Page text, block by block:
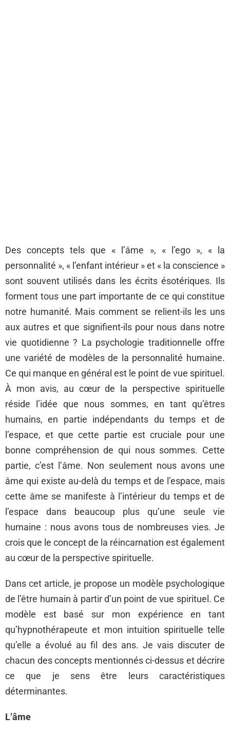
Des concepts tels que « l’âme », « l’ego », « la
personnalité », « l’enfant intérieur » et « la conscience »
sont souvent utilisés dans les écrits ésotériques. Ils
forment tous une part importante de ce qui constitue
notre humanité. Mais comment se relient-ils les uns
aux autres et que signifient-ils pour nous dans notre
vie quotidienne ? La psychologie traditionnelle offre
une variété de modèles de la personnalité humaine.
Ce qui manque en général est le point de vue spirituel.
À mon avis, au cœur de la perspective spirituelle
réside l’idée que nous sommes, en tant qu’êtres
humains, en partie indépendants du temps et de
l’espace, et que cette partie est cruciale pour une
bonne compréhension de qui nous sommes. Cette
partie, c’est l’âme. Non seulement nous avons une
âme qui existe au-delà du temps et de l’espace, mais
cette âme se manifeste à l’intérieur du temps et de
l’espace dans beaucoup plus qu’une seule vie
humaine : nous avons tous de nombreuses vies. Je
crois que le concept de la réincarnation est également
au cœur de la perspective spirituelle.
Dans cet article, je propose un modèle psychologique
de l’être humain à partir d’un point de vue spirituel. Ce
modèle est basé sur mon expérience en tant
qu’hypnothérapeute et mon intuition spirituelle telle
qu’elle a évolué au fil des ans. Je vais discuter de
chacun des concepts mentionnés ci-dessus et décrire
ce que je sens être leurs caractéristiques
déterminantes.
L’âme